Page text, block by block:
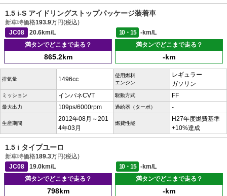
1.5 i-S アイドリングストップパッケージ装着車
新車時価格193.9万円(税込)
JC08
20.6km/L 10・15
-km/L
満タンでどこまで走る？
865.2km
満タンでどこまで走る？
-km
排気量 1496cc
使用燃料
エンジン
レギュラー
ガソリン
ミッション インパネCVT 駆動方式 FF
最大出力 109ps/6000rpm 過給器（ターボ） -
生産期間
2012年08月～201
4年03月
燃費性能
H27年度燃費基準
+10%達成
1.5 i タイプユーロ
新車時価格189.3万円(税込)
JC08
19.0km/L 10・15
-km/L
満タンでどこまで走る？
798km
満タンでどこまで走る？
-km